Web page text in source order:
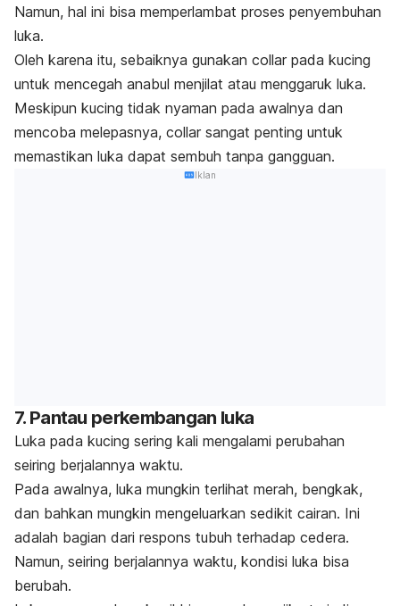
Namun, hal ini bisa memperlambat proses penyembuhan
luka.
Oleh karena itu, sebaiknya gunakan collar pada kucing
untuk mencegah anabul menjilat atau menggaruk luka.
Meskipun kucing tidak nyaman pada awalnya dan
mencoba melepasnya, collar sangat penting untuk
memastikan luka dapat sembuh tanpa gangguan.
Iklan
7. Pantau perkembangan luka
Luka pada kucing sering kali mengalami perubahan
seiring berjalannya waktu.
Pada awalnya, luka mungkin terlihat merah, bengkak,
dan bahkan mungkin mengeluarkan sedikit cairan. Ini
adalah bagian dari respons tubuh terhadap cedera.
Namun, seiring berjalannya waktu, kondisi luka bisa
berubah.